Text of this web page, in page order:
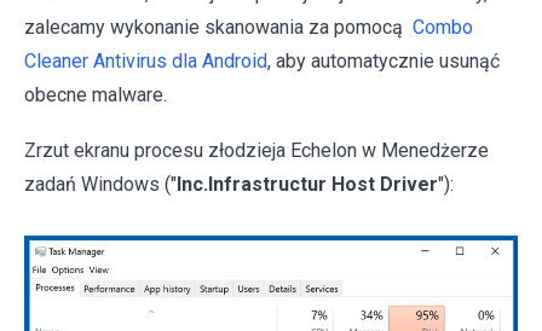
zalecamy wykonanie skanowania za pomocą Combo
Cleaner Antivirus dla Android, aby automatycznie usunąć
obecne malware.
Zrzut ekranu procesu złodzieja Echelon w Menedżerze
zadań Windows (" Inc.Infrastructur Host Driver"):